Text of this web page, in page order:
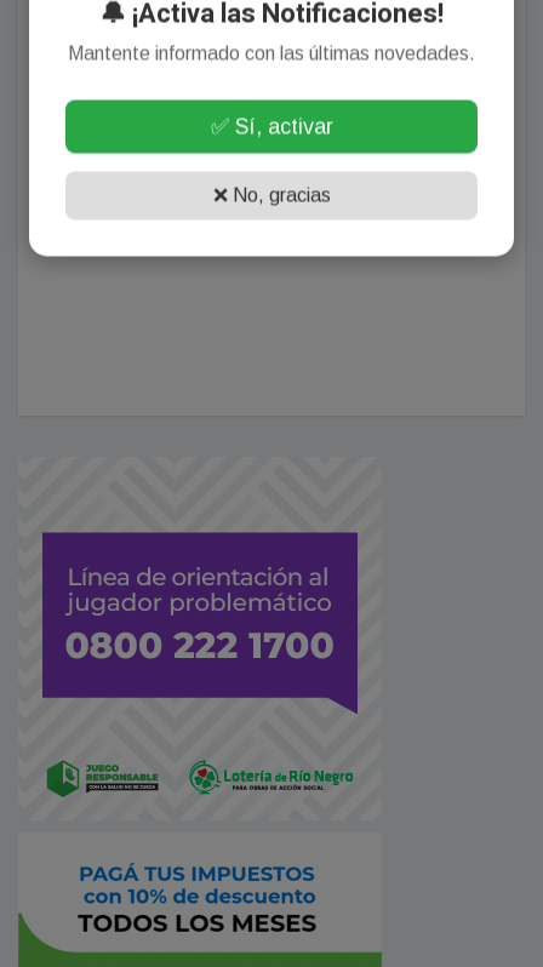
🔔 ¡Activa las Notificaciones!
Mantente informado con las últimas novedades.
✅ Sí, activar
❌ No, gracias